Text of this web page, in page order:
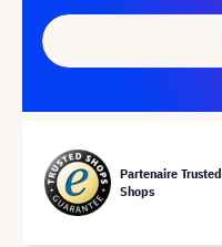
Partenaire Trusted
Shops